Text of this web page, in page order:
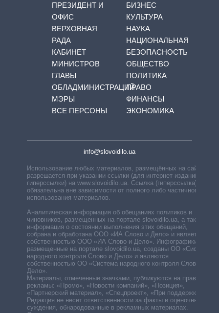
ПРЕЗИДЕНТ И
ОФИС
ВЕРХОВНАЯ
РАДА
КАБИНЕТ
МИНИСТРОВ
ГЛАВЫ
ОБЛАДМИНИСТРАЦИЙ
МЭРЫ
ВСЕ ПЕРСОНЫ
БИЗНЕС
КУЛЬТУРА
НАУКА
НАЦИОНАЛЬНАЯ
БЕЗОПАСНОСТЬ
ОБЩЕСТВО
ПОЛИТИКА
ПРАВО
ФИНАНСЫ
ЭКОНОМИКА
info@slovoidilo.ua
Использование любых материалов, размещённых на сайте,
разрешается при указании ссылки (для интернет-изданий —
гиперссылки) на www.slovoidilo.ua. Ссылка (гиперссылка)
обязательна вне зависимости от полного либо частичного
использования материалов.
Аналитическая информация об обещаниях политиков и
чиновников, размещенных на портале slovoidilo.ua, а также
информация о состоянии выполнения этих обещаний,
собрана и обработана ООО «ИА Слово и Дело» и является
собственностью ООО «ИА Слово и Дело». Инфографики,
размещенные на портале slovoidilo.ua, созданы ОО «Система
народного контроля Слово и Дело» и являются
собственностью ОО «Система народного контроля Слово и
Дело».
Материалы, отмеченные значками, публикуются на правах
рекламы: «Промо», «Новости компаний», «Позиция»,
«Партнерский материал», «Спецпроект», «При поддержке».
Редакция не несет ответственности за факты и оценочные
суждения, обнародованные в рекламных материалах.